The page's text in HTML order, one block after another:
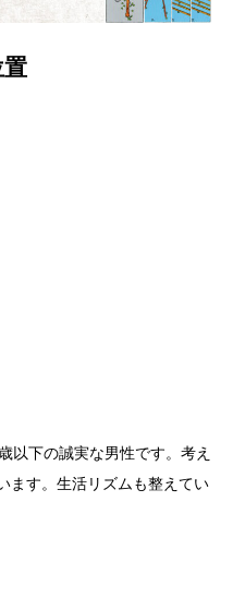
以下の誠実な男性です。考え
ます。生活リズムも整えてい